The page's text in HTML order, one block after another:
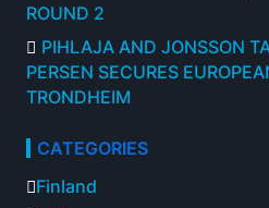
ROUND 2
PIHLAJA AND JONSSON
PERSEN SECURES
TRONDHEIM
CATEGORIES
Finland